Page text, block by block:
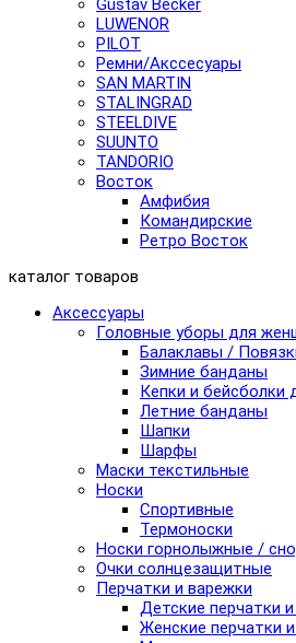
Gustav Becker
LUWENOR
PILOT
Pемни/Акссесуары
SAN MARTIN
STALINGRAD
STEELDIVE
SUUNTO
TANDORIO
Восток
Амфибия
Командирские
Ретро Восток
каталог товаров
Аксессуары
Головные уборы для
Балаклавы /
Зимние банданы
Кепки и бейсболки
Летние банданы
Шапки
Шарфы
Маски текстильные
Носки
Спортивные
Термоноски
Носки горнолыжные /
Очки солнцезащитные
Перчатки и варежки
Детские перчатки
Женские перчатки